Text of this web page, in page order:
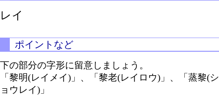
レイ
ポイントなど
下の部分の字形に留意しましょう。
「黎明(レイメイ)」、「黎老(レイロウ)」、「蒸黎(シ
ョウレイ)」